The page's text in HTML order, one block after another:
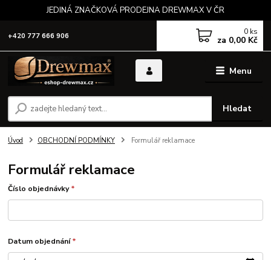
JEDINÁ ZNAČKOVÁ PRODEJNA DREWMAX V ČR
Menu
Hledat
+420 777 666 906 0 ks
za 0,00 Kč
Úvod OBCHODNÍ PODMÍNKY Formulář reklamace
Formulář reklamace
Číslo objednávky*
Datum objednání*